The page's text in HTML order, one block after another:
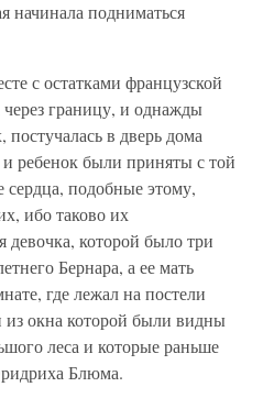
начинала подниматься
с остатками французской
границу, и однажды
в дверь дома
ребенок были приняты с той
сердца, подобные этому,
ибо таково их
девочка, которой было три
Бернара, а ее мать
где лежал на постели
окна которой были видны
леса и которые раньше
Блюма.